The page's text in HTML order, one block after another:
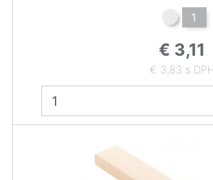
1
€ 3,11
€ 3,83 s DPH